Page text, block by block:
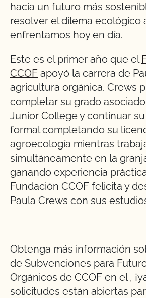
hacia un futuro más
resolver el dilema ecológico
enfrentamos hoy en día.
Este es el primer año que el
CCOF apoyó la carrera de
agricultura orgánica. Crews
completar su grado
Junior College y continuar
formal completando su
agroecología mientras
simultáneamente en la
ganando experiencia
Fundación CCOF felicita y
Paula Crews con sus
Obtenga más información
de Subvenciones para
Orgánicos de CCOF en el,
solicitudes están abiertas